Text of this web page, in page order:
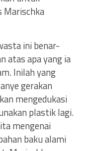
Marischka
ini benar-
atas apa yang ia
Inilah yang
gerakan
mengedukasi
plastik lagi.
mengenai
baku alami